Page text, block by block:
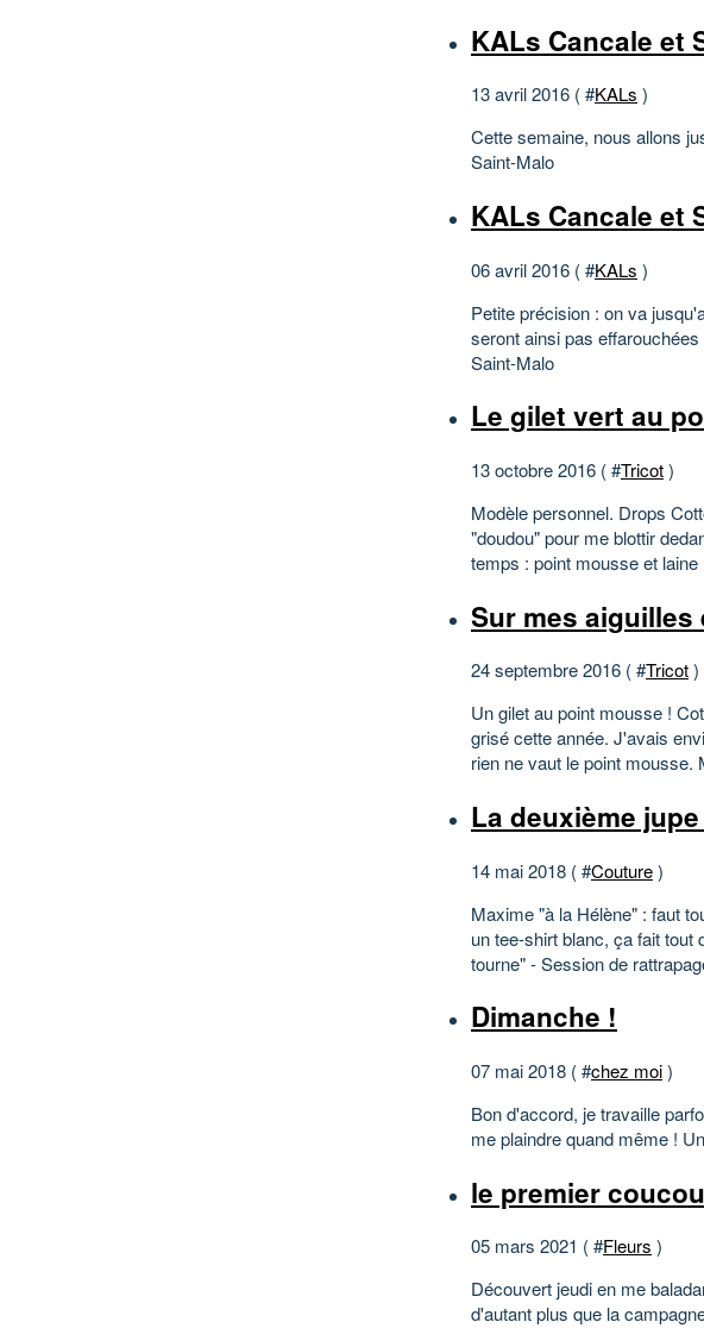
KALs Cancale et
13 avril 2016 ( #KALs )
Cette semaine, nous allons
Saint-Malo
KALs Cancale et
06 avril 2016 ( #KALs )
Petite précision : on va
seront ainsi pas
Saint-Malo
Le gilet vert au
13 octobre 2016 ( #Tricot)
Modèle personnel. Drops
"doudou" pour me blottir
temps : point mousse et
Sur mes aiguilles
24 septembre 2016 ( #Tricot)
Un gilet au point mousse !
grisé cette année. J'avais
rien ne vaut le point
La deuxième
14 mai 2018 ( #Couture)
Maxime "à la Hélène" : faut
un tee-shirt blanc, ça fait
tourne" - Session de
Dimanche !
07 mai 2018 ( #chez moi)
Bon d'accord, je travaille
me plaindre quand même !
le premier
05 mars 2021 ( #Fleurs )
Découvert jeudi en me
d'autant plus que la